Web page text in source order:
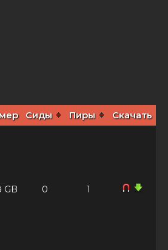
Сиды Пиры Скачать
GB 0 1